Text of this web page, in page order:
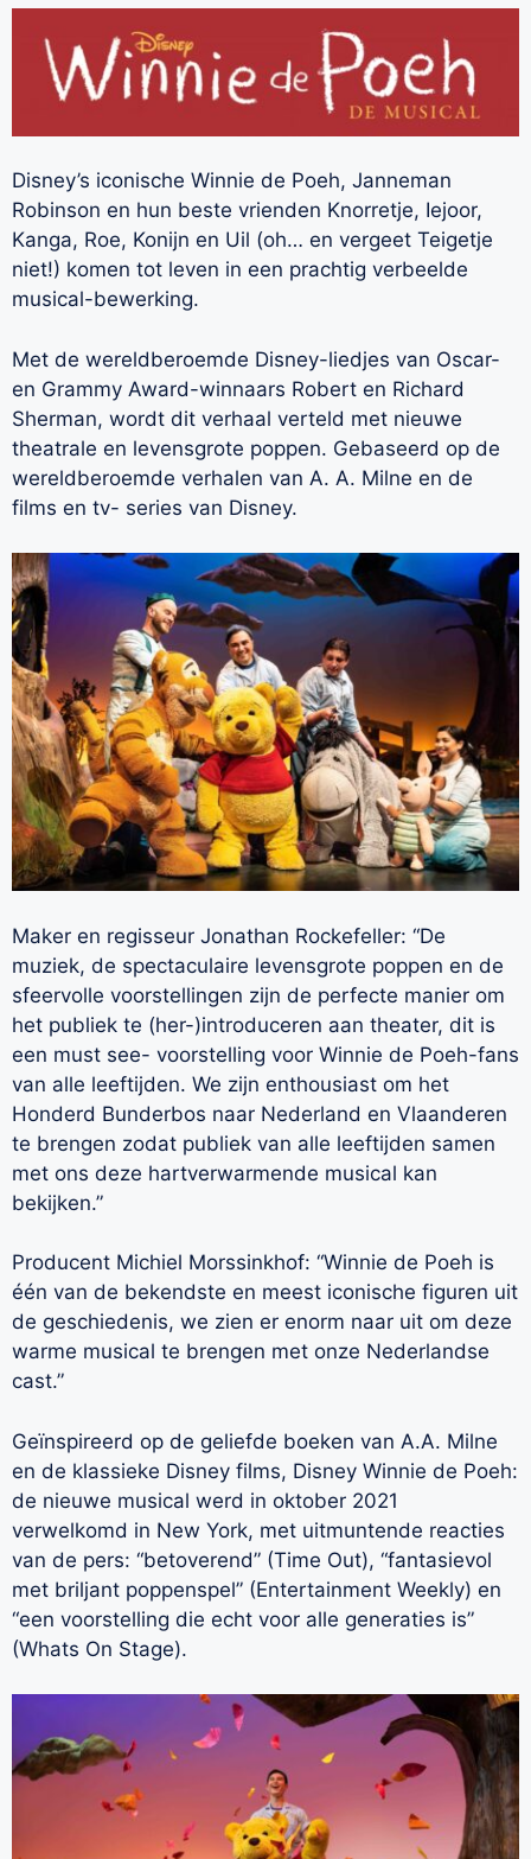
Disney’s iconische Winnie de Poeh, Janneman
Robinson en hun beste vrienden Knorretje, Iejoor,
Kanga, Roe, Konijn en Uil (oh… en vergeet Teigetje
niet!) komen tot leven in een prachtig verbeelde
musical-bewerking.
Met de wereldberoemde Disney-liedjes van Oscar-
en Grammy Award-winnaars Robert en Richard
Sherman, wordt dit verhaal verteld met nieuwe
theatrale en levensgrote poppen. Gebaseerd op de
wereldberoemde verhalen van A. A. Milne en de
films en tv- series van Disney.
Maker en regisseur Jonathan Rockefeller: “De
muziek, de spectaculaire levensgrote poppen en de
sfeervolle voorstellingen zijn de perfecte manier om
het publiek te (her-)introduceren aan theater, dit is
een must see- voorstelling voor Winnie de Poeh-fans
van alle leeftijden. We zijn enthousiast om het
Honderd Bunderbos naar Nederland en Vlaanderen
te brengen zodat publiek van alle leeftijden samen
met ons deze hartverwarmende musical kan
bekijken.”
Producent Michiel Morssinkhof: “Winnie de Poeh is
één van de bekendste en meest iconische figuren uit
de geschiedenis, we zien er enorm naar uit om deze
warme musical te brengen met onze Nederlandse
cast.”
Geïnspireerd op de geliefde boeken van A.A. Milne
en de klassieke Disney films, Disney Winnie de Poeh:
de nieuwe musical werd in oktober 2021
verwelkomd in New York, met uitmuntende reacties
van de pers: “betoverend” (Time Out), “fantasievol
met briljant poppenspel” (Entertainment Weekly) en
“een voorstelling die echt voor alle generaties is”
(Whats On Stage).